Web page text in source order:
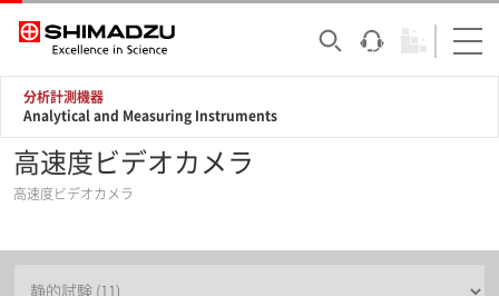
分析計測機器
Analytical and Measuring Instruments
高速度ビデオカメラ
高速度ビデオカメラ